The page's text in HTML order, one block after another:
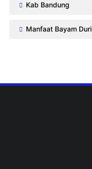
Kab Bandung
Manfaat Bayam Duri